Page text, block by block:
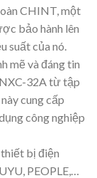
CHINT, một
bảo hành lên
suất của nó.
mẽ và đáng tin
32A từ tập
cung cấp
công nghiệp
bị điện
PEOPLE,…